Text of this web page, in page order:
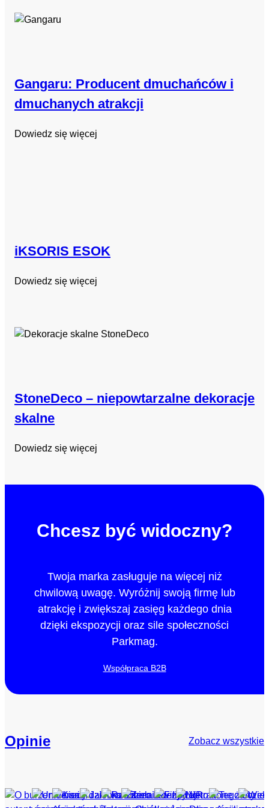
Gangaru: Producent dmuchańców i
dmuchanych atrakcji
Dowiedz się więcej
iKSORIS ESOK
Dowiedz się więcej
StoneDeco – niepowtarzalne dekoracje
skalne
Dowiedz się więcej
Chcesz być widoczny?
Twoja marka zasługuje na więcej niż
chwilową uwagę. Wyróżnij swoją firmę lub
atrakcję i zwiększaj zasięg każdego dnia
dzięki ekspozycji oraz sile społeczności
Parkmag.
Współpraca B2B
Opinie Zobacz wszystkie